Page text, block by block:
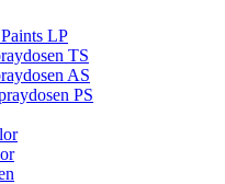
LP
TS
AS
PS